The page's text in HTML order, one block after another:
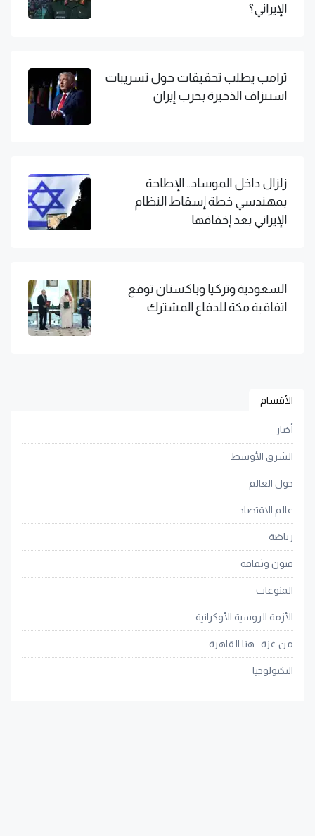
الإيراني؟
ترامب يطلب تحقيقات حول تسريبات
استنزاف الذخيرة بحرب إيران
زلزال داخل الموساد.. الإطاحة
بمهندسي خطة إسقاط النظام
الإيراني بعد إخفاقها
السعودية وتركيا وباكستان توقع
اتفاقية مكة للدفاع المشترك
الأقسام
أخبار
الشرق الأوسط
حول العالم
عالم الاقتصاد
رياضة
فنون وثقافة
المنوعات
الأزمة الروسية الأوكرانية
من غزة.. هنا القاهرة
التكنولوجيا